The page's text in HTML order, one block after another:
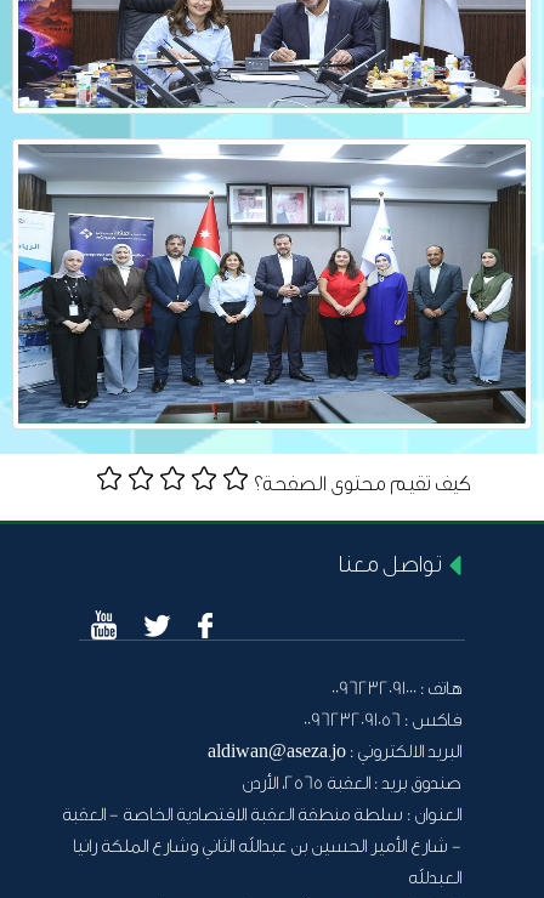
كيف تقيم محتوى الصفحة؟
تواصل معنا
هاتف : 0096232091000
فاكس : 0096232091056
البريد الالكتروني : aldiwan@aseza.jo
صندوق بريد : العقبة 2565، الأردن
العنوان : سلطة منطقة العقبة الاقتصادية الخاصة - العقبة
- شارع الأمير الحسين بن عبدالله الثاني وشارع الملكة رانيا
العبدلله